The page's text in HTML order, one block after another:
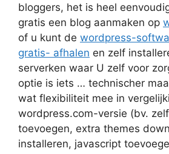
bloggers, het is heel
gratis een blog aanmaken op
of u kunt de wordpress-
gratis- afhalen en zelf
serverken waar U zelf voor
optie is iets … technischer
wat flexibiliteit mee in
wordpress.com-versie (bv.
toevoegen, extra themes
installeren, javascript